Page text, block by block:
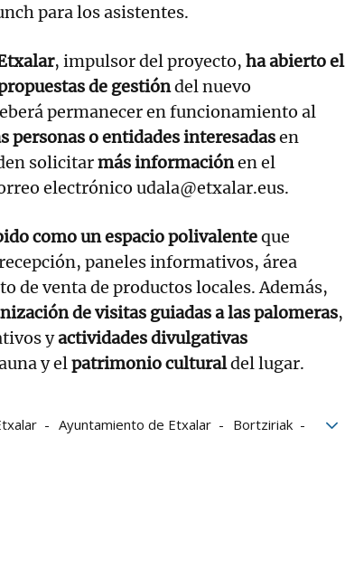
para los asistentes.
, impulsor del proyecto, ha abierto el
de gestióndel nuevo
permanecer en funcionamiento al
personas o entidades interesadasen
solicitarmás informaciónen el
electrónico udala@etxalar.eus.
como un espacio polivalenteque
paneles informativos, área
de venta de productos locales. Además,
de visitas guiadas a las palomeras,
yactividades divulgativas
y elpatrimonio culturaldel lugar.
Ayuntamiento de Etxalar
Bortziriak